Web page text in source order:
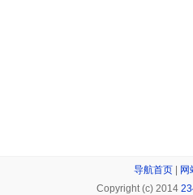
导航首页|
网
Copyright (c) 2014